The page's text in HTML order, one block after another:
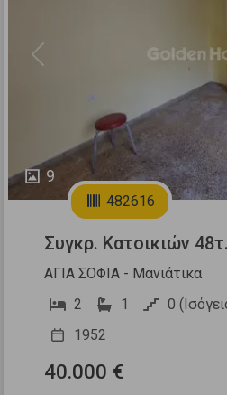
9
Previous
482616
Συγκρ. Κατοικιών
ΑΓΙΑ ΣΟΦΙΑ - Μανιάτικα
2
1 0
1952
40.000 €